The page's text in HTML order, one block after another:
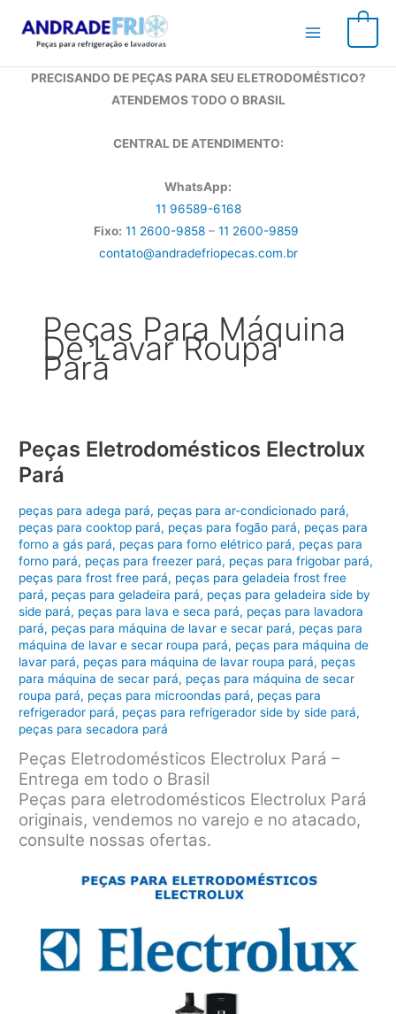
para
conteúdo
PRECISANDO DE PEÇAS PARA SEU ELETRODOMÉSTICO?
ATENDEMOS TODO O BRASIL
CENTRAL DE ATENDIMENTO:
WhatsApp:
11 96589-6168
Fixo: 11 2600-9858 – 11 2600-9859
contato@andradefriopecas.com.br
Peças Para Máquina
De Lavar Roupa
Pará
Peças Eletrodomésticos Electrolux
Pará
peças para adega pará, peças para ar-condicionado pará,
peças para cooktop pará, peças para fogão pará, peças para
forno a gás pará, peças para forno elétrico pará, peças para
forno pará, peças para freezer pará, peças para frigobar pará,
peças para frost free pará, peças para geladeia frost free
pará, peças para geladeira pará, peças para geladeira side by
side pará, peças para lava e seca pará, peças para lavadora
pará, peças para máquina de lavar e secar pará, peças para
máquina de lavar e secar roupa pará, peças para máquina de
lavar pará, peças para máquina de lavar roupa pará, peças
para máquina de secar pará, peças para máquina de secar
roupa pará, peças para microondas pará, peças para
refrigerador pará, peças para refrigerador side by side pará,
peças para secadora pará
Peças Eletrodomésticos Electrolux Pará –
Entrega em todo o Brasil
Peças para eletrodomésticos Electrolux Pará
originais, vendemos no varejo e no atacado,
consulte nossas ofertas.